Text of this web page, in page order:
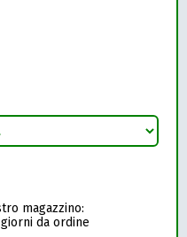
magazzino:
da ordine